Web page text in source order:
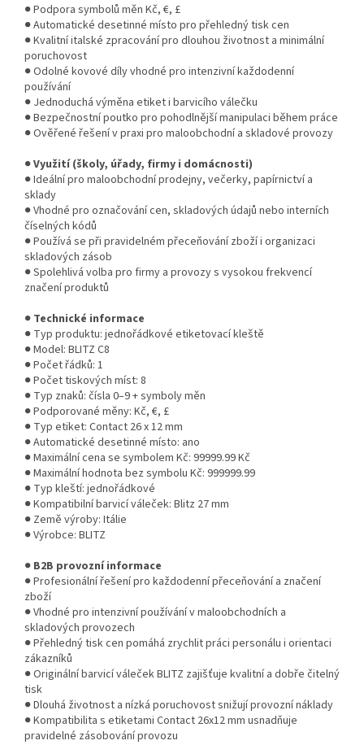
● Podpora symbolů měn Kč, €, £
● Automatické desetinné místo pro přehledný tisk cen
● Kvalitní italské zpracování pro dlouhou životnost a minimální
poruchovost
● Odolné kovové díly vhodné pro intenzivní každodenní
používání
● Jednoduchá výměna etiket i barvicího válečku
● Bezpečnostní poutko pro pohodlnější manipulaci během práce
● Ověřené řešení v praxi pro maloobchodní a skladové provozy
●Využití (školy, úřady, firmy i domácnosti)
● Ideální pro maloobchodní prodejny, večerky, papírnictví a
sklady
● Vhodné pro označování cen, skladových údajů nebo interních
číselných kódů
● Používá se při pravidelném přeceňování zboží i organizaci
skladových zásob
● Spolehlivá volba pro firmy a provozy s vysokou frekvencí
značení produktů
● Technické informace
● Typ produktu: jednořádkové etiketovací kleště
● Model: BLITZ C8
● Počet řádků: 1
● Počet tiskových míst: 8
● Typ znaků: čísla 0–9 + symboly měn
● Podporované měny: Kč, €, £
● Typ etiket: Contact 26 x 12 mm
● Automatické desetinné místo: ano
● Maximální cena se symbolem Kč: 99999.99 Kč
● Maximální hodnota bez symbolu Kč: 999999.99
● Typ kleští: jednořádkové
● Kompatibilní barvicí váleček: Blitz 27 mm
● Země výroby: Itálie
● Výrobce: BLITZ
● B2B provozní informace
● Profesionální řešení pro každodenní přeceňování a značení
zboží
● Vhodné pro intenzivní používání v maloobchodních a
skladových provozech
● Přehledný tisk cen pomáhá zrychlit práci personálu i orientaci
zákazníků
● Originální barvicí váleček BLITZ zajišťuje kvalitní a dobře čitelný
tisk
● Dlouhá životnost a nízká poruchovost snižují provozní náklady
● Kompatibilita s etiketami Contact 26x12 mm usnadňuje
pravidelné zásobování provozu